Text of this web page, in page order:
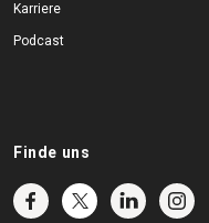
Karriere
Podcast
Finde uns